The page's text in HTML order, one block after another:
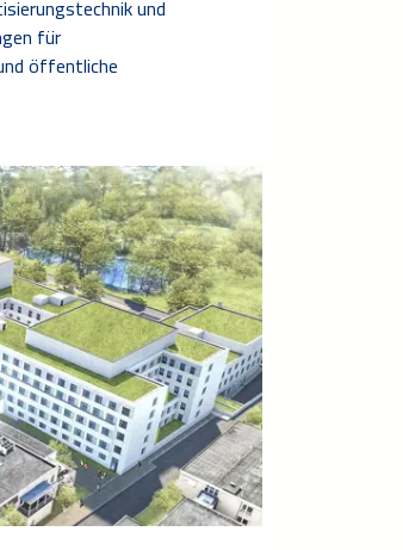
und
für
öffentliche